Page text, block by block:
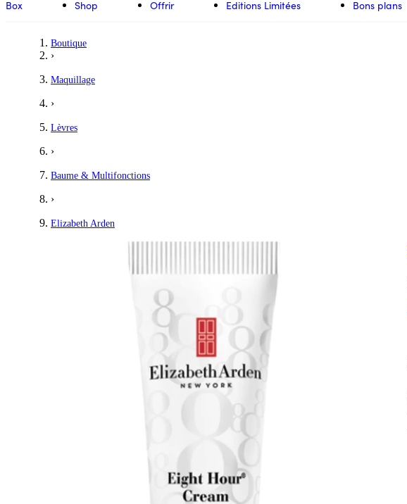
Box Shop Offrir Editions Limitées Bons plans
Boutique
›
Maquillage
›
Lèvres
›
Baume & Multifonctions
›
Elizabeth Arden